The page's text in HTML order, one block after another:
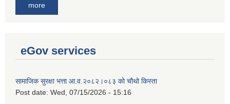
more
eGov services
सामाजिक सुरक्षा भत्ता आ.व.२०८२।०८३ को चौथो किस्ता
Post date: Wed, 07/15/2026 - 15:16